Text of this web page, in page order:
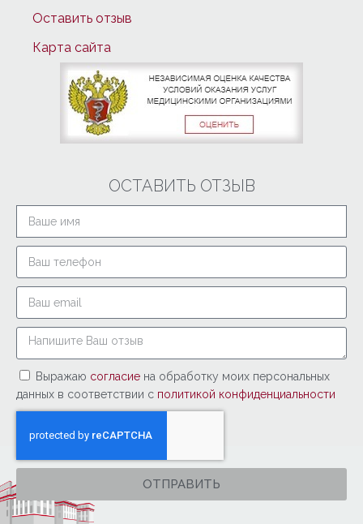
Оставить отзыв
Карта сайта
ОСТАВИТЬ ОТЗЫВ
Выражаю согласие на обработку моих персональных
данных в соответствии с политикой конфиденциальности
ОТПРАВИТЬ